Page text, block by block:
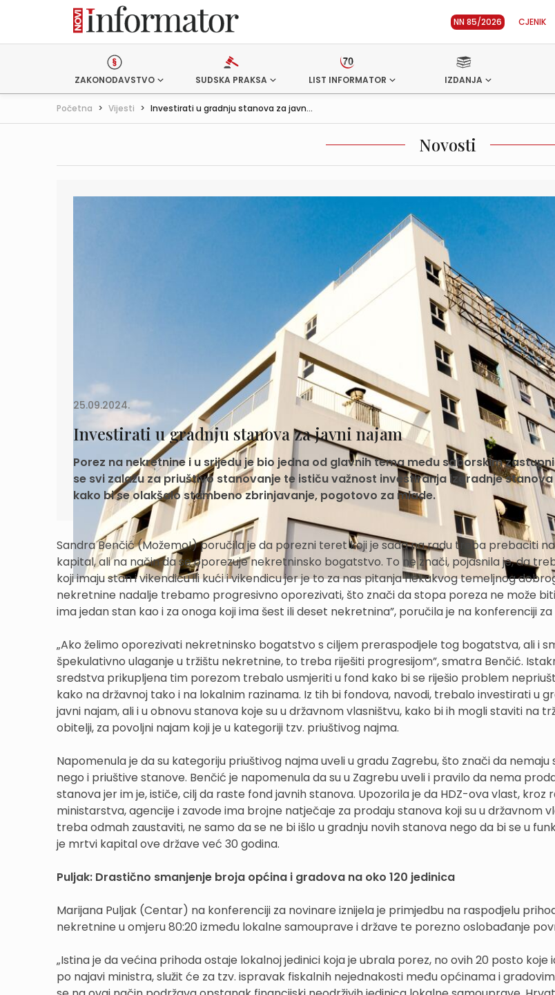
NN 85/2026 CJENIK
ZAKONODAVSTVO SUDSKA PRAKSA LIST INFORMATOR IZDANJA
Početna > Vijesti > Investirati u gradnju stanova za javn...
Novosti
25.09.2024.
Investirati u gradnju stanova za javni najam
Porez na nekretnine i u srijedu je bio jedna od glavnih tema među saborskim
se svi zalažu za priuštivo stanovanje te ističu važnost investiranja izgradnje
kako bi se olakšalo stambeno zbrinjavanje, pogotovo za mlade.
Sandra Benčić (Možemo!) poručila je da porezni teret koji je sada na radu treba prebaciti
kapital, ali na način da se oporezuje nekretninsko bogatstvo. To ne znači, pojasnila je, da
koji imaju stan i vikendicu ili kući i vikendicu jer je to za nas pitanja nekakvog temeljnog
nekretnine nadalje trebamo progresivno oporezivati, što znači da stopa poreza ne može
ima jedan stan kao i za onoga koji ima šest ili deset nekretnina”, poručila je na konferenciji
„Ako želimo oporezivati nekretninsko bogatstvo s ciljem preraspodjele tog bogatstva, ali i
špekulativno ulaganje u tržištu nekretnine, to treba riješiti progresijom”, smatra Benčić.
sredstva prikupljena tim porezom trebalo usmjeriti u fond kako bi se riješio problem
kako na državnoj tako i na lokalnim razinama. Iz tih bi fondova, navodi, trebalo investirati u
javni najam, ali i u obnovu stanova koje su u državnom vlasništvu, kako bi ih mogli staviti na
obitelji, za povoljni najam koji je u kategoriji tzv. priuštivog najma.
Napomenula je da su kategoriju priuštivog najma uveli u gradu Zagrebu, što znači da nemaju
nego i priuštive stanove. Benčić je napomenula da su u Zagrebu uveli i pravilo da nema
stanova jer im je, ističe, cilj da raste fond javnih stanova. Upozorila je da HDZ-ova vlast, kroz
ministarstva, agencije i zavode ima brojne natječaje za prodaju stanova koji su u državnom
treba odmah zaustaviti, ne samo da se ne bi išlo u gradnju novih stanova nego da bi se u
je mrtvi kapital ove države već 30 godina.
Puljak: Drastično smanjenje broja općina i gradova na oko 120 jedinica
Marijana Puljak (Centar) na konferenciji za novinare iznijela je primjedbu na raspodjelu
nekretnine u omjeru 80:20 između lokalne samouprave i države te porezno oslobađanje
„Istina je da većina prihoda ostaje lokalnoj jedinici koja je ubrala porez, no ovih 20 posto koje
po najavi ministra, služit će za tzv. ispravak fiskalnih nejednakosti među općinama i